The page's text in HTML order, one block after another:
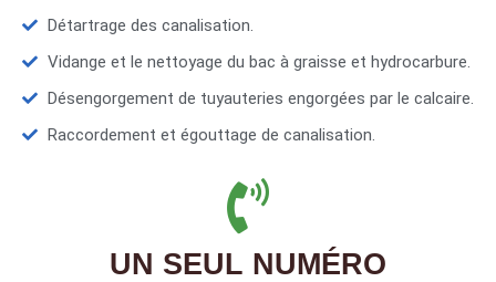
Détartrage des canalisation.
Vidange et le nettoyage du bac à graisse et hydrocarbure.
Désengorgement de tuyauteries engorgées par le calcaire.
Raccordement et égouttage de canalisation.
UN SEUL NUMÉRO